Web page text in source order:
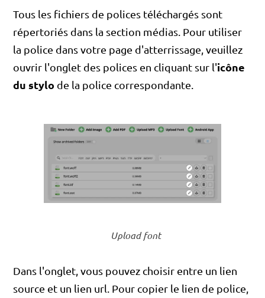
Tous les fichiers de polices téléchargés sont
répertoriés dans la section médias. Pour utiliser
la police dans votre page d'atterrissage, veuillez
ouvrir l'onglet des polices en cliquant sur l'icône
du stylo de la police correspondante.
Upload font
Dans l'onglet, vous pouvez choisir entre un lien
source et un lien url. Pour copier le lien de police,